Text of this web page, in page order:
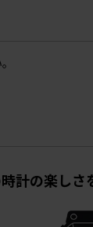
時計の楽し